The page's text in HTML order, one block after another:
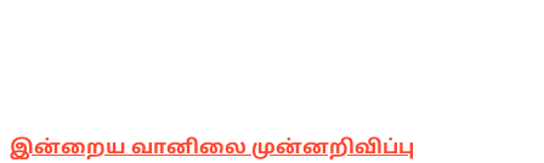
இன்றைய வானிலை முன்னறிவிப்பு